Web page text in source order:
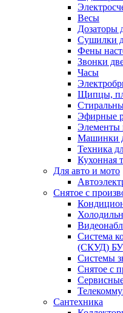
Весы
Дозаторы
Сушилки
Фены
Звонки
Часы
Щипцы,
Эфирные
Элементы
Машинки
Техника
Кухонная
Для авто и мото
Снятое с
Система
(СКУД) БУ
Системы
Снятое с
Сантехника